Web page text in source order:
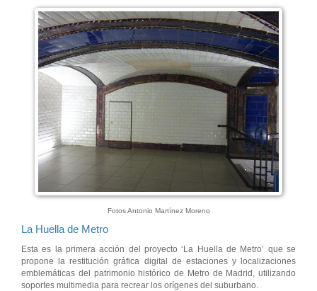
Fotos Antonio Martínez Moreno
La Huella de Metro
Esta es la primera acción del proyecto ‘La Huella de Metro’ que se
propone la restitución gráfica digital de estaciones y localizaciones
emblemáticas del patrimonio histórico de Metro de Madrid, utilizando
soportes multimedia para recrear los orígenes del suburbano.